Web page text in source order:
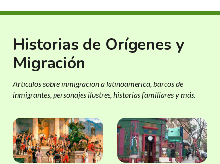
Historias de Orígenes y
Migración
Artículos sobre inmigración a latinoamérica, barcos de
inmigrantes, personajes ilustres, historias familiares y más.